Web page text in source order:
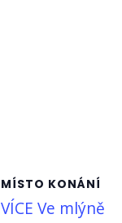
MÍSTO KONÁNÍ
VÍCE Ve mlýně